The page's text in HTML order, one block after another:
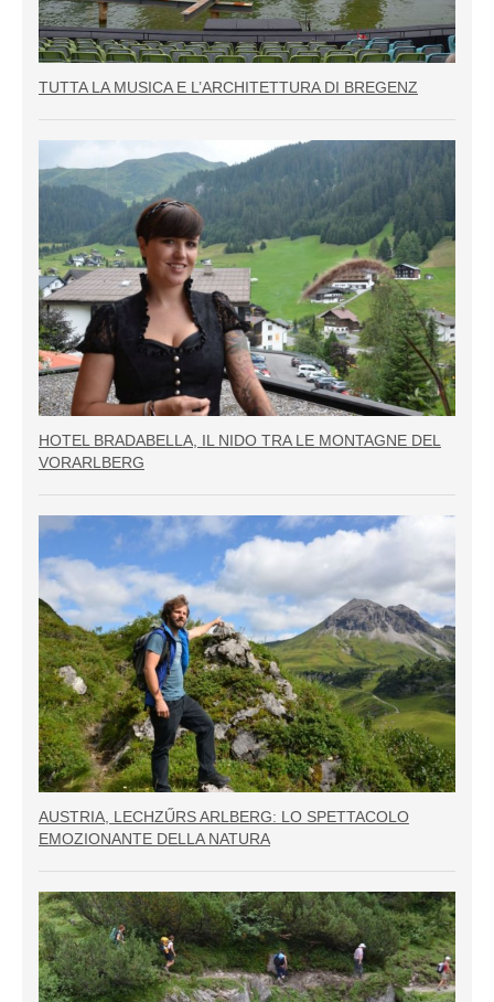
TUTTA LA MUSICA E L’ARCHITETTURA DI BREGENZ
HOTEL BRADABELLA, IL NIDO TRA LE MONTAGNE DEL
VORARLBERG
AUSTRIA, LECHZŰRS ARLBERG: LO SPETTACOLO
EMOZIONANTE DELLA NATURA